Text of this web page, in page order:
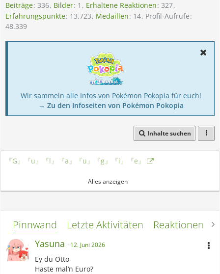
Beiträge 336 Bilder 1 Erhaltene Reaktionen 327
Erfahrungspunkte 13.723 Medaillen 14 Profil-Aufrufe
48.339
Wir sammeln alle Infos von Pokémon Pokopia für euch!
→ Zu den Infoseiten von Pokémon Pokopia
Inhalte suchen
『G』『u』『l』『a』『u』『g』『i』『e』
Alles anzeigen
Pinnwand Letzte Aktivitäten Reaktionen
Yasuna 12. Juni 2026
Ey du Otto
Haste mal‘n Euro?